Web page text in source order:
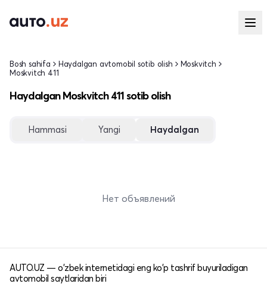
Bosh sahifa Haydalgan avtomobil sotib olish
Moskvitch
Moskvitch 411
Haydalgan Moskvitch 411 sotib olish
Hammasi Yangi Haydalgan
Нет объявлений
AUTO.UZ — o'zbek internetidagi eng ko'p tashrif buyuriladigan
avtomobil saytlaridan biri